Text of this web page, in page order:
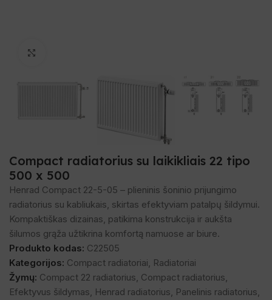
Compact radiatorius su laikikliais 22 tipo
500 x 500
Henrad Compact 22-5-05 – plieninis šoninio prijungimo
radiatorius su kabliukais, skirtas efektyviam patalpų šildymui.
Kompaktiškas dizainas, patikima konstrukcija ir aukšta
šilumos grąža užtikrina komfortą namuose ar biure.
Produkto kodas: C22505
Kategorijos: Compact radiatoriai, Radiatoriai
Žymų: Compact 22 radiatorius, Compact radiatorius,
Efektyvus šildymas, Henrad radiatorius, Panelinis radiatorius,